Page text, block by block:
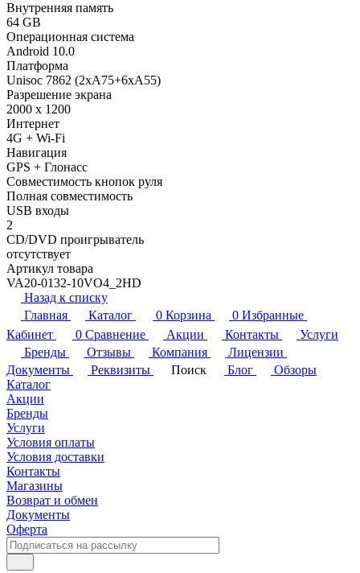
Внутренняя память
64 GB
Операционная система
Android 10.0
Платформа
Unisoc 7862 (2xA75+6xA55)
Разрешение экрана
2000 x 1200
Интернет
4G + Wi-Fi
Навигация
GPS + Глонасс
Совместимость кнопок руля
Полная совместимость
USB входы
2
CD/DVD проигрыватель
отсутствует
Артикул товара
VA20-0132-10VO4_2HD
Назад к списку
Главная
Каталог 0 Корзина 0 Избранные
Кабинет
0 Сравнение Акции Контакты
Услуги
Бренды
Отзывы Компания
Лицензии
Документы
Реквизиты Поиск Блог
Обзоры
Каталог
Акции
Бренды
Услуги
Условия оплаты
Условия доставки
Контакты
Магазины
Возврат и обмен
Документы
Оферта